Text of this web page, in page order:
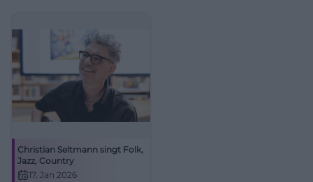
Christian Seltmann singt Folk,
Jazz, Country
17. Jan 2026